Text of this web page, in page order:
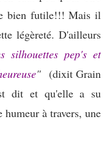
bien futile!!! Mais il
légèreté. D'ailleurs
silhouettes pep's et
" (dixit Grain
dit et qu'elle a su
à travers, une